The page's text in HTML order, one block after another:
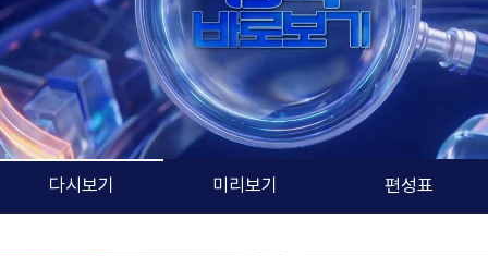
다시보기 미리보기 편성표